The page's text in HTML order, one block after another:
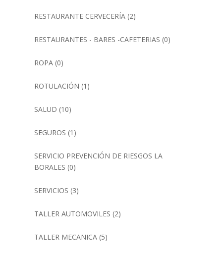
RESTAURANTE CERVECERÍA(2)
RESTAURANTES - BARES -CAFETERIAS (0)
ROPA(0)
ROTULACIÓN (1)
SALUD (10)
SEGUROS (1)
SERVICIO PREVENCIÓN DE RIESGOS LA
BORALES (0)
SERVICIOS (3)
TALLER AUTOMOVILES (2)
TALLER MECANICA(5)